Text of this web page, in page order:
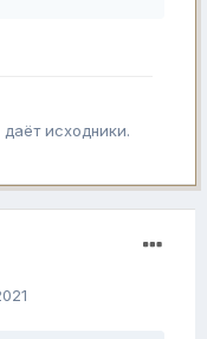
исходники.